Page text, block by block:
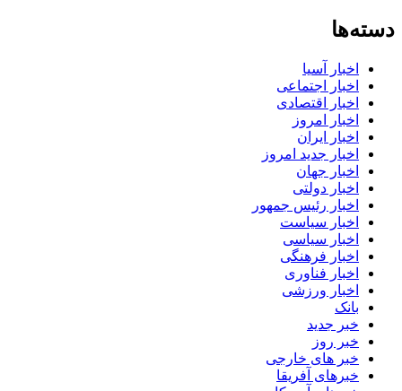
دسته‌ها
اخبار آسیا
اخبار اجتماعی
اخبار اقتصادی
اخبار امروز
اخبار ایران
اخبار جدید امروز
اخبار جهان
اخبار دولتی
اخبار رئیس جمهور
اخبار سیاست
اخبار سیاسی
اخبار فرهنگی
اخبار فناوری
اخبار ورزشی
بانک
خبر جدید
خبر روز
خبر های خارجی
خبرهای آفریقا